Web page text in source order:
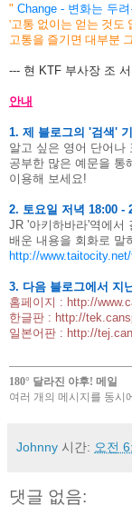
" Change - 변화는 두
'고통 없이는 얻는 것도
고통을 즐기면 대부분
--- 현 KTF 부사장 조
안내
1. 제 블로그의 '검색'
알고 싶은 영어 단어나
공부한 많은 예문을 통
이용해 보세요!
2. 토요일 저녁 18:00
JR '아키하바라'역에서
배운 내용을 회화로 말
http://
3. 다음 블로그에서 지
홈페이지 : http://
한글판 : http://
일본어판 : http://
180° 달라진 야후! 메일
여러 개의 메시지를 동시
Johnny 시간: 오전
댓글 없음: